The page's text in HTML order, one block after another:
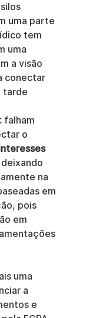
uma parte
tem
uma
a visão
conectar
tarde
falham
o
na
em
pois
em
uma
a
e